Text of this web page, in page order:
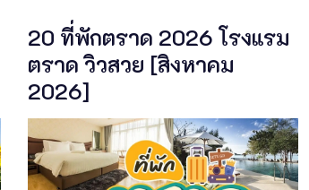
20 ที่พักตราด 2026 โรงแรม
ตราด วิวสวย [สิงหาคม
2026]